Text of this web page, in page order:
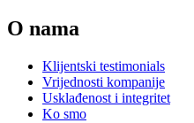
O nama
Klijentski testimonials
Vrijednosti kompanije
Usklađenost i integritet
Ko smo